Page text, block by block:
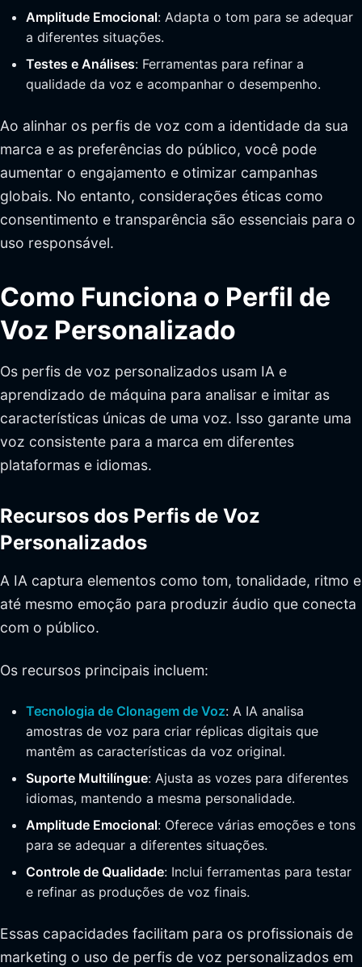
Amplitude Emocional: Adapta o tom para se adequar
a diferentes situações.
Testes e Análises: Ferramentas para refinar a
qualidade da voz e acompanhar o desempenho.
Ao alinhar os perfis de voz com a identidade da sua
marca e as preferências do público, você pode
aumentar o engajamento e otimizar campanhas
globais. No entanto, considerações éticas como
consentimento e transparência são essenciais para o
uso responsável.
Como Funciona o Perfil de
Voz Personalizado
Os perfis de voz personalizados usam IA e
aprendizado de máquina para analisar e imitar as
características únicas de uma voz. Isso garante uma
voz consistente para a marca em diferentes
plataformas e idiomas.
Recursos dos Perfis de Voz
Personalizados
A IA captura elementos como tom, tonalidade, ritmo e
até mesmo emoção para produzir áudio que conecta
com o público.
Os recursos principais incluem:
Tecnologia de Clonagem de Voz: A IA analisa
amostras de voz para criar réplicas digitais que
mantêm as características da voz original.
Suporte Multilíngue: Ajusta as vozes para diferentes
idiomas, mantendo a mesma personalidade.
Amplitude Emocional: Oferece várias emoções e tons
para se adequar a diferentes situações.
Controle de Qualidade: Inclui ferramentas para testar
e refinar as produções de voz finais.
Essas capacidades facilitam para os profissionais de
marketing o uso de perfis de voz personalizados em